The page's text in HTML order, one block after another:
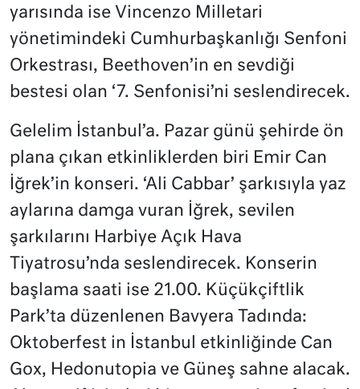
yarısında ise Vincenzo Milletari
yönetimindeki Cumhurbaşkanlığı Senfoni
Orkestrası, Beethoven’in en sevdiği
bestesi olan ‘7. Senfonisi’ni seslendirecek.
Gelelim İstanbul’a. Pazar günü şehirde ön
plana çıkan etkinliklerden biri Emir Can
İğrek’in konseri. ‘Ali Cabbar’ şarkısıyla yaz
aylarına damga vuran İğrek, sevilen
şarkılarını Harbiye Açık Hava
Tiyatrosu’nda seslendirecek. Konserin
başlama saati ise 21.00. Küçükçiftlik
Park’ta düzenlenen Bavyera Tadında:
Oktoberfest in İstanbul etkinliğinde Can
Gox, Hedonutopia ve Güneş sahne alacak.